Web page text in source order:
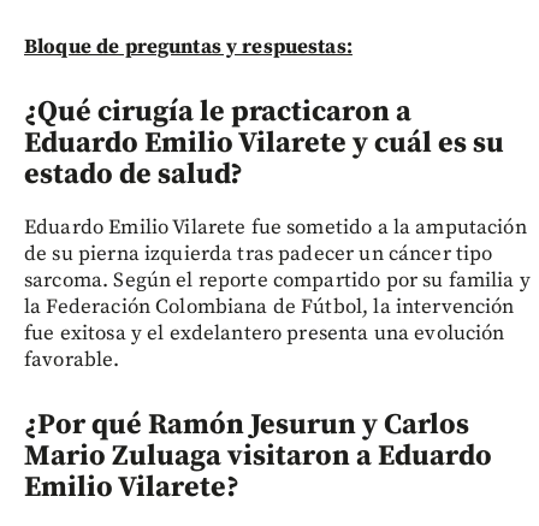
Bloque de preguntas y respuestas:
¿Qué cirugía le practicaron a
Eduardo Emilio Vilarete y cuál es su
estado de salud?
Eduardo Emilio Vilarete fue sometido a la amputación
de su pierna izquierda tras padecer un cáncer tipo
sarcoma. Según el reporte compartido por su familia y
la Federación Colombiana de Fútbol, la intervención
fue exitosa y el exdelantero presenta una evolución
favorable.
¿Por qué Ramón Jesurun y Carlos
Mario Zuluaga visitaron a Eduardo
Emilio Vilarete?